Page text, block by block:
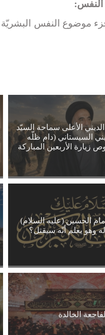
موضوع النفس
الأعلى سماحة السيّد
السيستاني (دام ظلّه
زيارة الأربعين المباركة
الحسين (عليه السلام)
وهو يعلم أنّه سيقتل؟
الخالدة